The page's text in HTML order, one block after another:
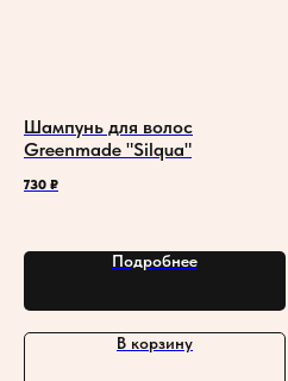
Шампунь для волос
Greenmade "Silqua"
730 ₽
Подробнее
В корзину